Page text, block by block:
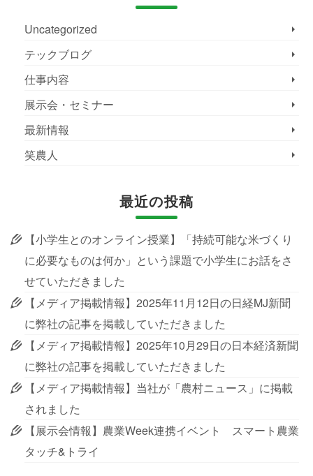
Uncategorized
テックブログ
仕事内容
展示会・セミナー
最新情報
笑農人
最近の投稿
【小学生とのオンライン授業】「持続可能な米づくり
に必要なものは何か」という課題で小学生にお話をさ
せていただきました
【メディア掲載情報】2025年11月12日の日経MJ新聞
に弊社の記事を掲載していただきました
【メディア掲載情報】2025年10月29日の日本経済新聞
に弊社の記事を掲載していただきました
【メディア掲載情報】当社が「農村ニュース」に掲載
されました
【展示会情報】農業Week連携イベント スマート農業
タッチ&トライ